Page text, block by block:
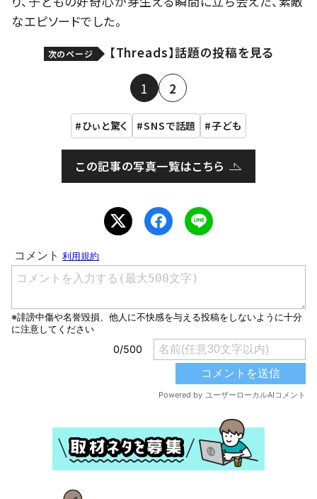
なエピソードでした。
次のページ 【Threads】話題の投稿を見る
1 2
ひぃと驚く SNSで話題 子ども
この記事の写真一覧はこちら